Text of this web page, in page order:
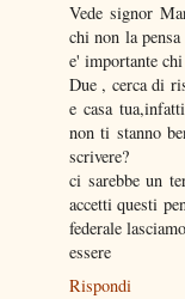
Vede signor
chi non la
e' importante
Due , cerca di
e casa
non ti stanno
scrivere?
ci sarebbe un
accetti questi
federale
essere
Rispondi